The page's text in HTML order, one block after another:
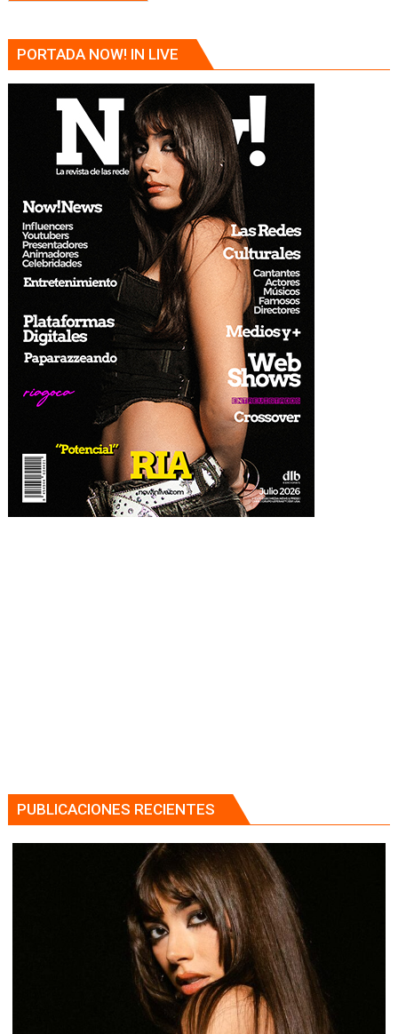
PORTADA NOW! IN LIVE
PUBLICACIONES RECIENTES